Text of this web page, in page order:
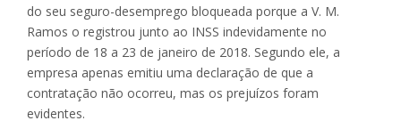
do seu seguro-desemprego bloqueada porque a V. M.
Ramos o registrou junto ao INSS indevidamente no
período de 18 a 23 de janeiro de 2018. Segundo ele, a
empresa apenas emitiu uma declaração de que a
contratação não ocorreu, mas os prejuízos foram
evidentes.